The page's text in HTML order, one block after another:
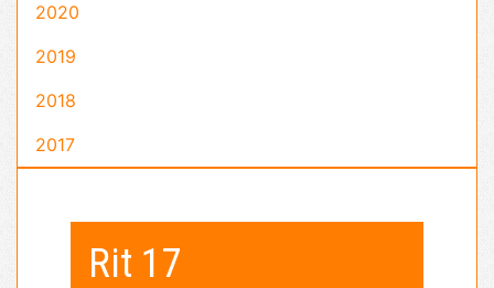
2020
2019
2018
2017
Rit 17